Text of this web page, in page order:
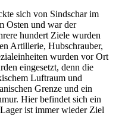
sich von Sindschar im
Osten und war der
hundert Ziele wurden
Artillerie, Hubschrauber,
wurden vor Ort
eingesetzt, denn die
Luftraum und
Grenze und ein
Hier befindet sich ein
ist immer wieder Ziel